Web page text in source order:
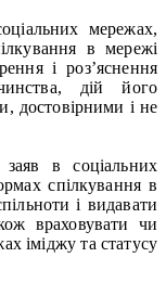
мережах,
в мережі
і роз’яснення
дій його
достовірними і не
в соціальних
спілкування в
і видавати
враховувати чи
іміджу та статусу